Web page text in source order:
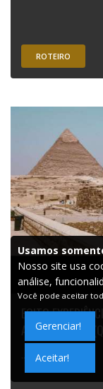
ROTEIRO
EGITO
ANTIGA 8 DIAS
Usamos
Nosso site usa
análise,
Você pode aceitar
Gerenciar!
Aceitar!